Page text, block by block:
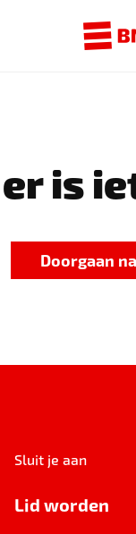
is
Doorgaan
Sluit je aan
Lid worden